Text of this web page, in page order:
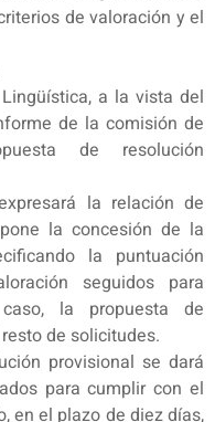
de valoración y el
a la vista del
de la comisión de
de resolución
la relación de
la concesión de la
la puntuación
seguidos para
la propuesta de
de solicitudes.
provisional se dará
para cumplir con el
en el plazo de diez días,